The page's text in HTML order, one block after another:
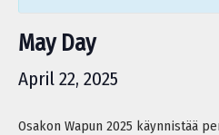
May Day
April 22, 2025
Osakon Wapun 2025 käynnistää